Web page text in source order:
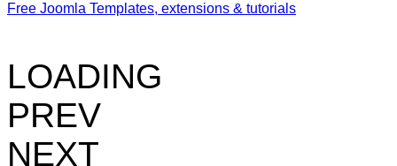
Free Joomla Templates, extensions & tutorials
LOADING
PREV
NEXT